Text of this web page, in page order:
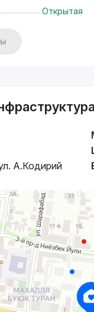
Открытая
А.Кодирий